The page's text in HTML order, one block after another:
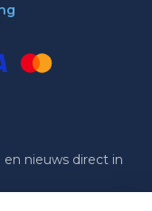
nieuws direct in